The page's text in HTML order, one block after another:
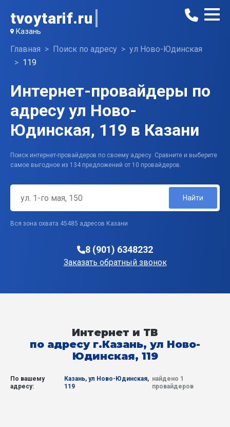
tvoytarif.ru
Казань
Главная Поиск по адресу
ул Ново-Юдинская
119
Интернет-провайдеры по
адресу ул Ново-
Юдинская, 119 в Казани
Поиск интернет-провайдеров по своему адресу. Сравните и выберите
самое выгодное из 134 предложений от 10 провайдеров.
Найти
Вся зона охвата 45485 адресов Казани
8 (901) 6348232
Заказать обратный звонок
Интернет и ТВ
по адресу г.Казань, ул Ново-
Юдинская, 119
По вашему
адресу:
Казань, ул Ново-Юдинская,
119
найдено 1
провайдеров